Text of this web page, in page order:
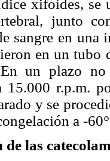
xifoides, se
junto
sangre en una
en un tubo
un plazo no
15.000 r.p.m.
y se
a -
de las